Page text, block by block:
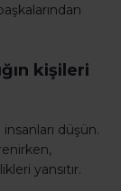
kişileri
düşün.
yansıtır.